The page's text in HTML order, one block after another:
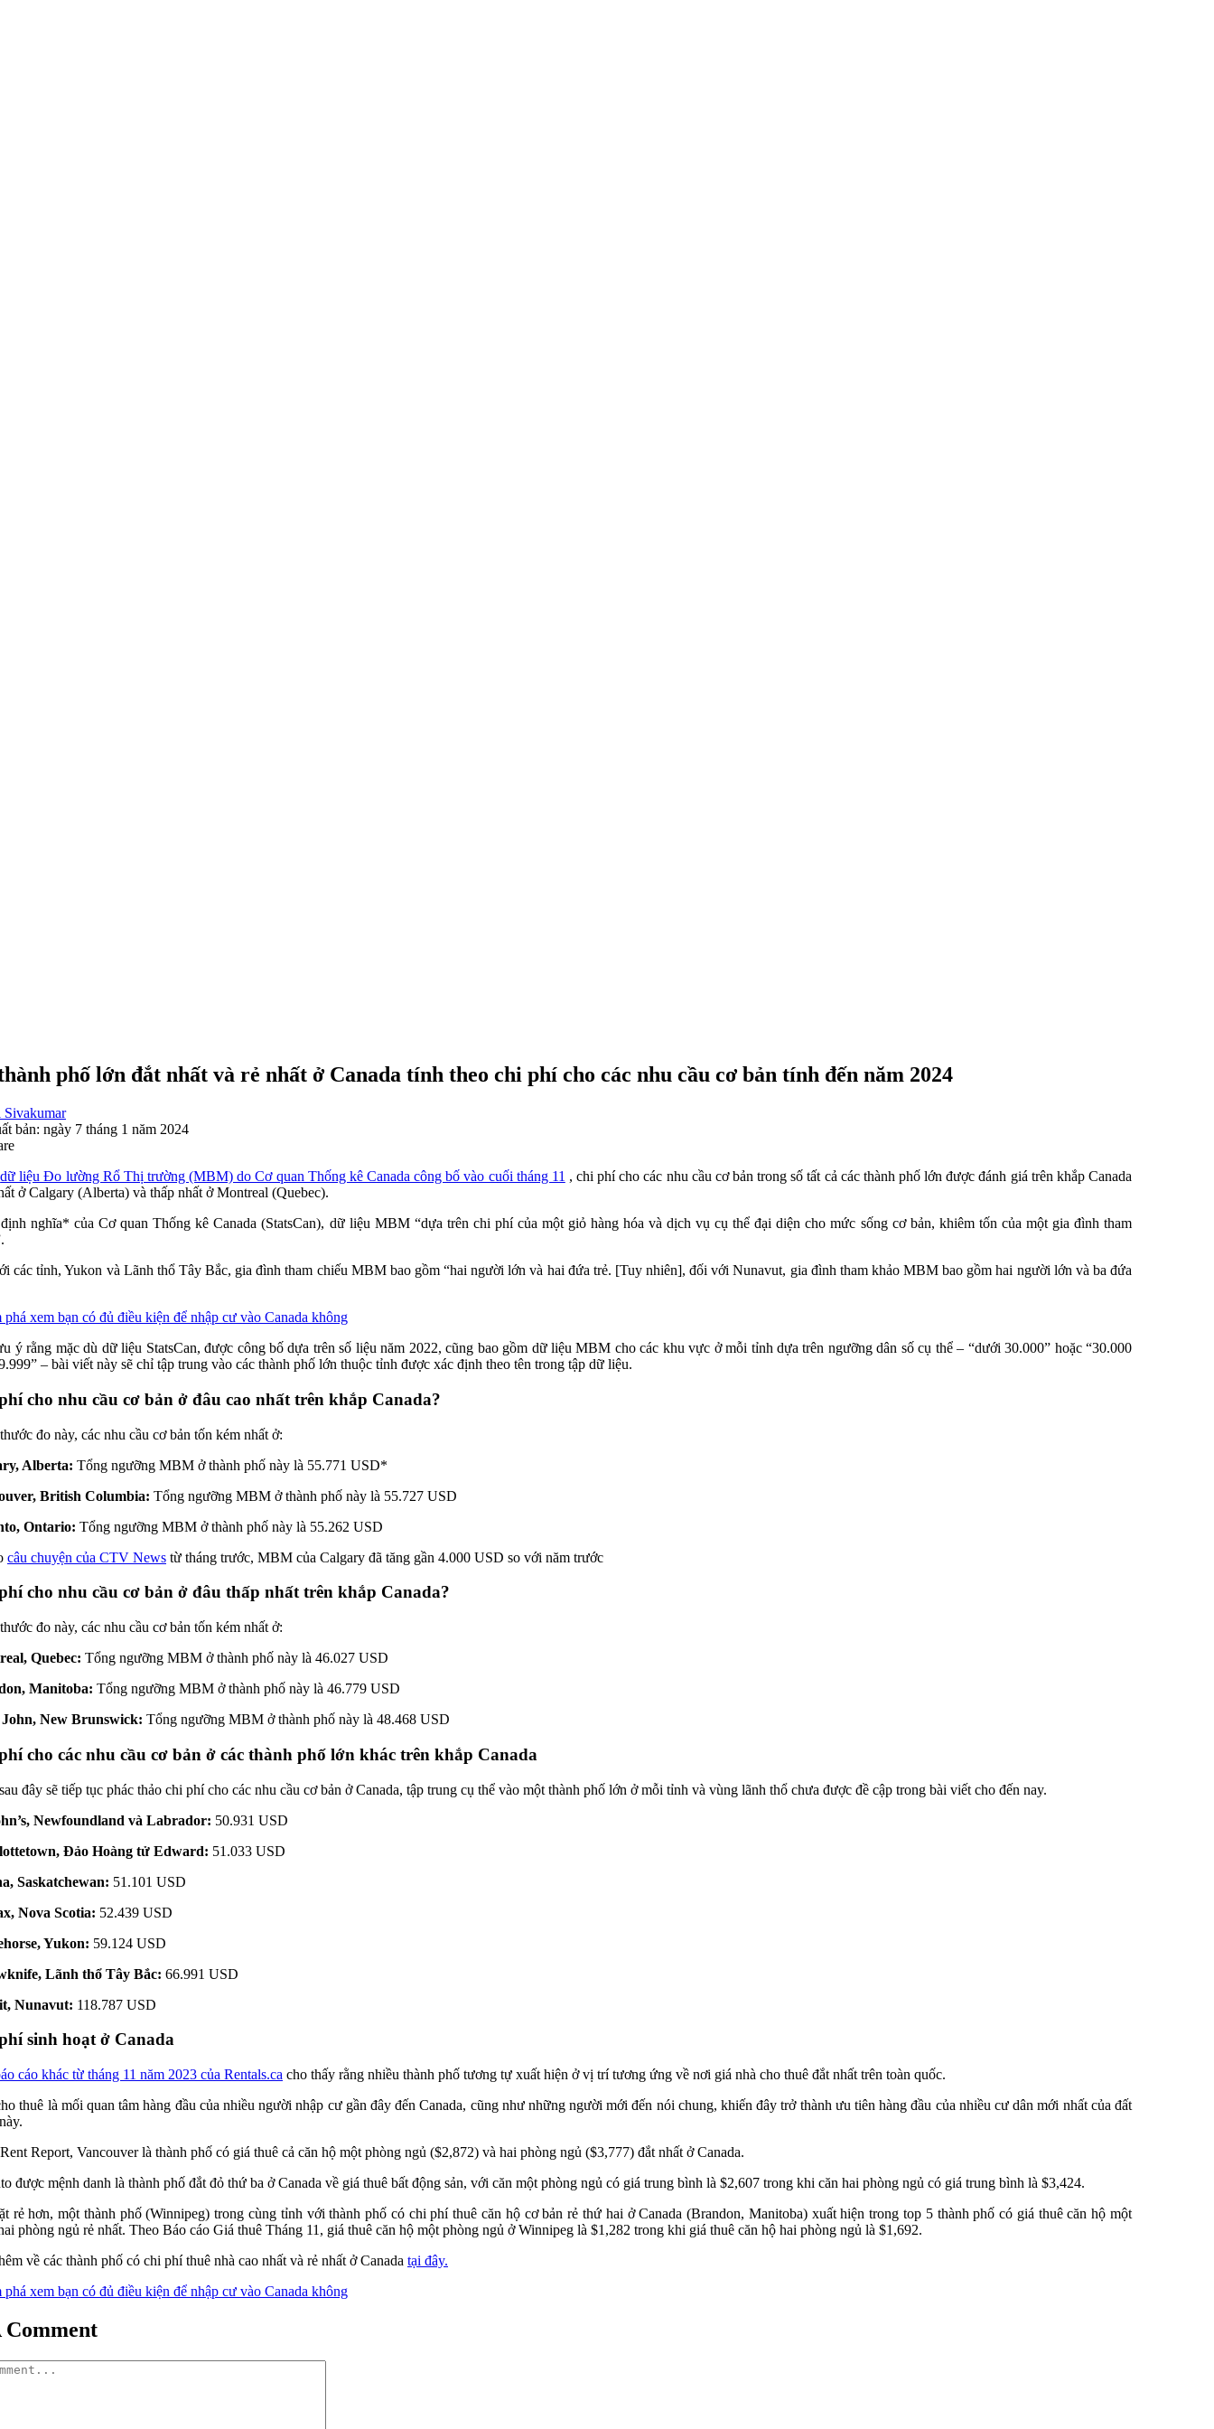
phố lớn đắt nhất và rẻ nhất ở Canada tính theo chi phí cho các nhu cầu cơ bản tính đến năm 2024
Sivakumar
bản: ngày 7 tháng 1 năm 2024
dữ liệu Đo lường Rổ Thị trường (MBM) do Cơ quan Thống kê Canada công bố vào cuối tháng 11 , chi phí cho các nhu cầu cơ bản trong số tất cả các thành phố lớn được đánh giá trên khắp Canada
ở Calgary (Alberta) và thấp nhất ở Montreal (Quebec).
nghĩa* của Cơ quan Thống kê Canada (StatsCan), dữ liệu MBM “dựa trên chi phí của một giỏ hàng hóa và dịch vụ cụ thể đại diện cho mức sống cơ bản, khiêm tốn của một gia đình tham
các tỉnh, Yukon và Lãnh thổ Tây Bắc, gia đình tham chiếu MBM bao gồm “hai người lớn và hai đứa trẻ. [Tuy nhiên], đối với Nunavut, gia đình tham khảo MBM bao gồm hai người lớn và ba đứa
phá xem bạn có đủ điều kiện để nhập cư vào Canada không
ý rằng mặc dù dữ liệu StatsCan, được công bố dựa trên số liệu năm 2022, cũng bao gồm dữ liệu MBM cho các khu vực ở mỗi tỉnh dựa trên ngưỡng dân số cụ thể – “dưới 30.000” hoặc “30.000
– bài viết này sẽ chỉ tập trung vào các thành phố lớn thuộc tỉnh được xác định theo tên trong tập dữ liệu.
cho nhu cầu cơ bản ở đâu cao nhất trên khắp Canada?
đo này, các nhu cầu cơ bản tốn kém nhất ở:
Alberta: Tổng ngưỡng MBM ở thành phố này là 55.771 USD*
British Columbia: Tổng ngưỡng MBM ở thành phố này là 55.727 USD
Ontario: Tổng ngưỡng MBM ở thành phố này là 55.262 USD
câu chuyện của CTV News từ tháng trước, MBM của Calgary đã tăng gần 4.000 USD so với năm trước
cho nhu cầu cơ bản ở đâu thấp nhất trên khắp Canada?
đo này, các nhu cầu cơ bản tốn kém nhất ở:
Quebec: Tổng ngưỡng MBM ở thành phố này là 46.027 USD
Manitoba: Tổng ngưỡng MBM ở thành phố này là 46.779 USD
New Brunswick: Tổng ngưỡng MBM ở thành phố này là 48.468 USD
cho các nhu cầu cơ bản ở các thành phố lớn khác trên khắp Canada
đây sẽ tiếp tục phác thảo chi phí cho các nhu cầu cơ bản ở Canada, tập trung cụ thể vào một thành phố lớn ở mỗi tỉnh và vùng lãnh thổ chưa được đề cập trong bài viết cho đến nay.
Newfoundland và Labrador: 50.931 USD
Đảo Hoàng tử Edward: 51.033 USD
Saskatchewan: 51.101 USD
Nova Scotia: 52.439 USD
Yukon: 59.124 USD
Lãnh thổ Tây Bắc: 66.991 USD
Nunavut: 118.787 USD
sinh hoạt ở Canada
cáo khác từ tháng 11 năm 2023 của Rentals.ca cho thấy rằng nhiều thành phố tương tự xuất hiện ở vị trí tương ứng về nơi giá nhà cho thuê đắt nhất trên toàn quốc.
thuê là mối quan tâm hàng đầu của nhiều người nhập cư gần đây đến Canada, cũng như những người mới đến nói chung, khiến đây trở thành ưu tiên hàng đầu của nhiều cư dân mới nhất của đất
Report, Vancouver là thành phố có giá thuê cả căn hộ một phòng ngủ ($2,872) và hai phòng ngủ ($3,777) đắt nhất ở Canada.
được mệnh danh là thành phố đắt đỏ thứ ba ở Canada về giá thuê bất động sản, với căn một phòng ngủ có giá trung bình là $2,607 trong khi căn hai phòng ngủ có giá trung bình là $3,424.
rẻ hơn, một thành phố (Winnipeg) trong cùng tỉnh với thành phố có chi phí thuê căn hộ cơ bản rẻ thứ hai ở Canada (Brandon, Manitoba) xuất hiện trong top 5 thành phố có giá thuê căn hộ một
phòng ngủ rẻ nhất. Theo Báo cáo Giá thuê Tháng 11, giá thuê căn hộ một phòng ngủ ở Winnipeg là $1,282 trong khi giá thuê căn hộ hai phòng ngủ là $1,692.
về các thành phố có chi phí thuê nhà cao nhất và rẻ nhất ở Canada tại đây.
phá xem bạn có đủ điều kiện để nhập cư vào Canada không
Comment